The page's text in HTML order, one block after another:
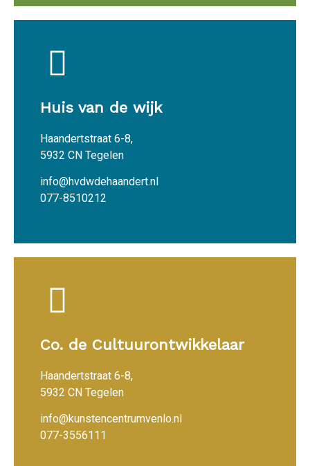
Huis van de wijk
Haandertstraat 6-8,
5932 CN Tegelen
info@hvdwdehaandert.nl
077-8510212
Co. de Cultuurontwikkelaar
Haandertstraat 6-8,
5932 CN Tegelen
info@kunstencentrumvenlo.nl
077-3556111